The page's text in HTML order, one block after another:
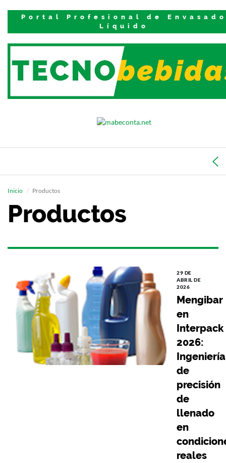
Portal Profesional de
Líquido
Inicio Productos
Productos
29 DE
ABRIL DE
2026
Mengibar
en
Interpack
2026:
Ingeniería
de
precisión
de
llenado
en
reales